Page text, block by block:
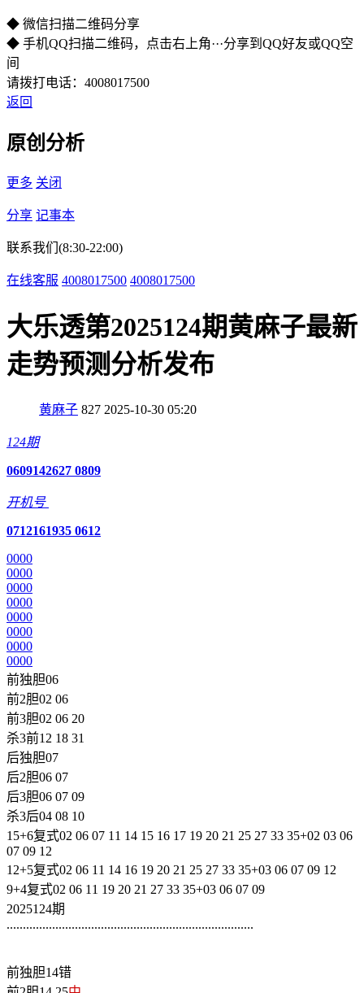
◆ 微信扫描二维码分享
◆ 手机QQ扫描二维码，点击右上角···分享到QQ好友或QQ空
间
请拨打电话：4008017500
返回
原创分析
更多 关闭
分享 记事本
联系我们(8:30-22:00)
在线客服 4008017500 4008017500
大乐透第2025124期黄麻子最新
走势预测分析发布
黄麻子 827 2025-10-30 05:20
124期
0609142627 0809
开机号
0712161935 0612
0000
0000
0000
0000
0000
0000
0000
0000
前独胆06
前2胆02 06
前3胆02 06 20
杀3前12 18 31
后独胆07
后2胆06 07
后3胆06 07 09
杀3后04 08 10
15+6复式02 06 07 11 14 15 16 17 19 20 21 25 27 33 35+02 03 06
07 09 12
12+5复式02 06 11 14 16 19 20 21 25 27 33 35+03 06 07 09 12
9+4复式02 06 11 19 20 21 27 33 35+03 06 07 09
2025124期
............................................................................
前独胆14错